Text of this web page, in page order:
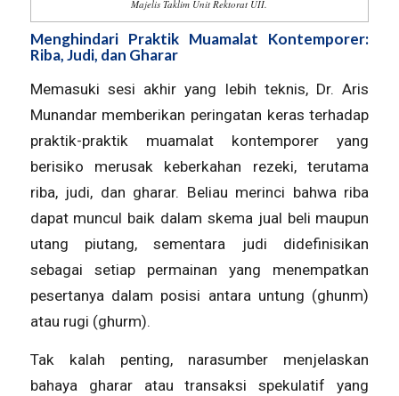
Majelis Taklim Unit Rektorat UII.
Menghindari Praktik Muamalat Kontemporer:
Riba, Judi, dan Gharar
Memasuki sesi akhir yang lebih teknis, Dr. Aris
Munandar memberikan peringatan keras terhadap
praktik-praktik muamalat kontemporer yang
berisiko merusak keberkahan rezeki, terutama
riba, judi, dan gharar. Beliau merinci bahwa riba
dapat muncul baik dalam skema jual beli maupun
utang piutang, sementara judi didefinisikan
sebagai setiap permainan yang menempatkan
pesertanya dalam posisi antara untung (ghunm)
atau rugi (ghurm).
Tak kalah penting, narasumber menjelaskan
bahaya gharar atau transaksi spekulatif yang